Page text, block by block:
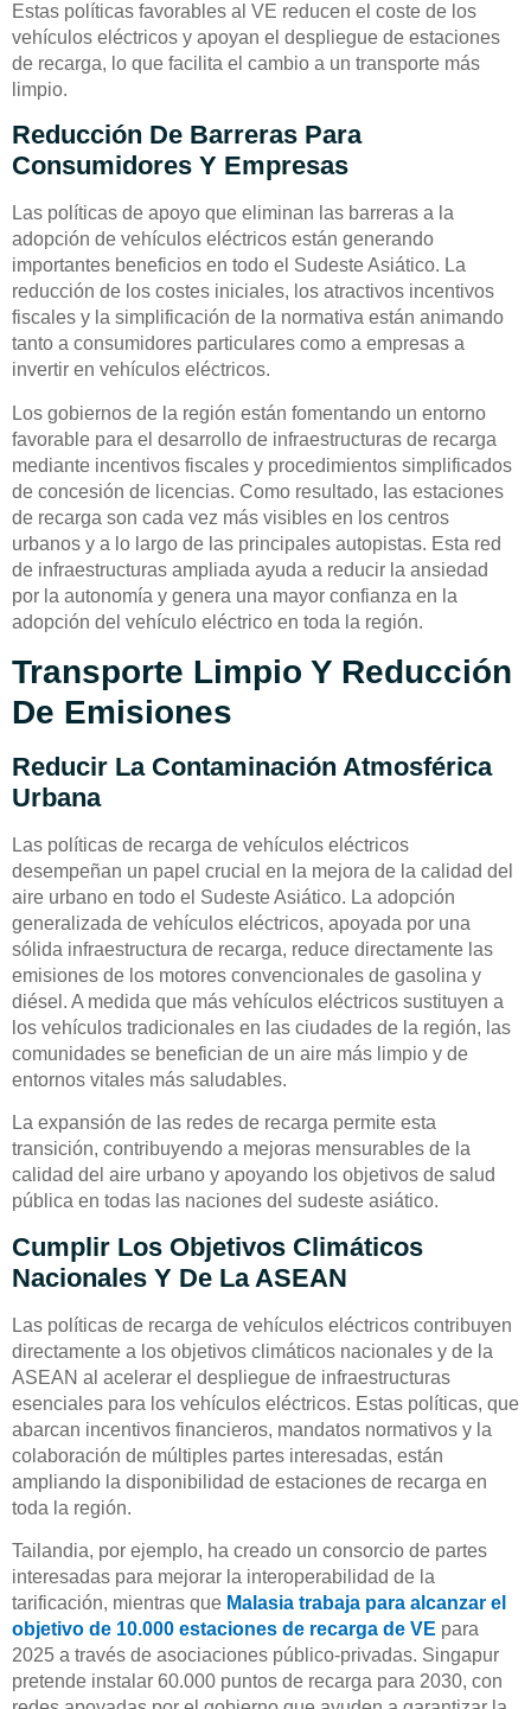
Estas políticas favorables al VE reducen el coste de los
vehículos eléctricos y apoyan el despliegue de estaciones
de recarga, lo que facilita el cambio a un transporte más
limpio.
Reducción De Barreras Para
Consumidores Y Empresas
Las políticas de apoyo que eliminan las barreras a la
adopción de vehículos eléctricos están generando
importantes beneficios en todo el Sudeste Asiático. La
reducción de los costes iniciales, los atractivos incentivos
fiscales y la simplificación de la normativa están animando
tanto a consumidores particulares como a empresas a
invertir en vehículos eléctricos.
Los gobiernos de la región están fomentando un entorno
favorable para el desarrollo de infraestructuras de recarga
mediante incentivos fiscales y procedimientos simplificados
de concesión de licencias. Como resultado, las estaciones
de recarga son cada vez más visibles en los centros
urbanos y a lo largo de las principales autopistas. Esta red
de infraestructuras ampliada ayuda a reducir la ansiedad
por la autonomía y genera una mayor confianza en la
adopción del vehículo eléctrico en toda la región.
Transporte Limpio Y Reducción
De Emisiones
Reducir La Contaminación Atmosférica
Urbana
Las políticas de recarga de vehículos eléctricos
desempeñan un papel crucial en la mejora de la calidad del
aire urbano en todo el Sudeste Asiático. La adopción
generalizada de vehículos eléctricos, apoyada por una
sólida infraestructura de recarga, reduce directamente las
emisiones de los motores convencionales de gasolina y
diésel. A medida que más vehículos eléctricos sustituyen a
los vehículos tradicionales en las ciudades de la región, las
comunidades se benefician de un aire más limpio y de
entornos vitales más saludables.
La expansión de las redes de recarga permite esta
transición, contribuyendo a mejoras mensurables de la
calidad del aire urbano y apoyando los objetivos de salud
pública en todas las naciones del sudeste asiático.
Cumplir Los Objetivos Climáticos
Nacionales Y De La ASEAN
Las políticas de recarga de vehículos eléctricos contribuyen
directamente a los objetivos climáticos nacionales y de la
ASEAN al acelerar el despliegue de infraestructuras
esenciales para los vehículos eléctricos. Estas políticas, que
abarcan incentivos financieros, mandatos normativos y la
colaboración de múltiples partes interesadas, están
ampliando la disponibilidad de estaciones de recarga en
toda la región.
Tailandia, por ejemplo, ha creado un consorcio de partes
interesadas para mejorar la interoperabilidad de la
tarificación, mientras que Malasia trabaja para alcanzar el
objetivo de 10.000 estaciones de recarga de VE para
2025 a través de asociaciones público-privadas. Singapur
pretende instalar 60.000 puntos de recarga para 2030, con